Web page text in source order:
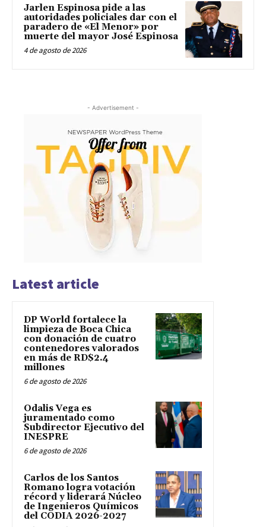
Jarlen Espinosa pide a las
autoridades policiales dar con el
paradero de «El Menor» por
muerte del mayor José Espinosa
4 de agosto de 2026
- Advertisement -
Latest article
DP World fortalece la
limpieza de Boca Chica
con donación de cuatro
contenedores valorados
en más de RD$2.4
millones
6 de agosto de 2026
Odalis Vega es
juramentado como
Subdirector Ejecutivo del
INESPRE
6 de agosto de 2026
Carlos de los Santos
Romano logra votación
récord y liderará Núcleo
de Ingenieros Químicos
del CODIA 2026-2027